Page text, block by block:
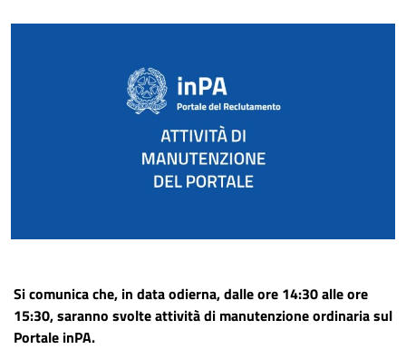
Si comunica che, in data odierna, dalle ore 14:30 alle ore
15:30, saranno svolte attività di manutenzione ordinaria sul
Portale inPA.